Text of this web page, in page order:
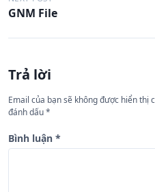
u
h
ớ
n
g
b
GNM File
Trả lời
Email của bạn sẽ không được hiển thị
đánh dấu*
Bình luận *